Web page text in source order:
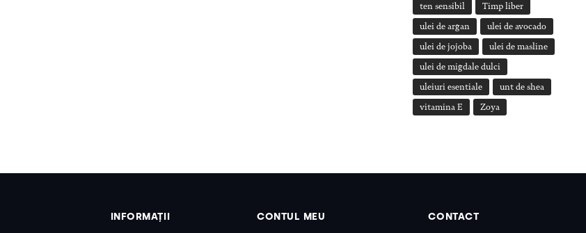
ten sensibil Timp liber
ulei de argan ulei de avocado
ulei de jojoba ulei de masline
ulei de migdale dulci
uleiuri esentiale unt de shea
vitamina E Zoya
INFORMAȚII CONTUL MEU CONTACT